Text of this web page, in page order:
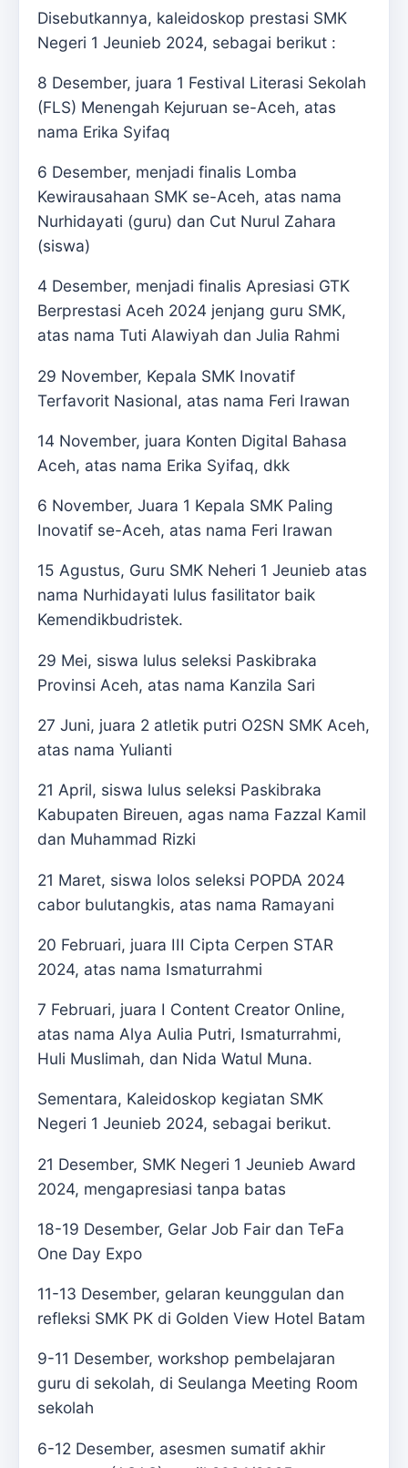
Disebutkannya, kaleidoskop prestasi SMK
Negeri 1 Jeunieb 2024, sebagai berikut :
8 Desember, juara 1 Festival Literasi Sekolah
(FLS) Menengah Kejuruan se-Aceh, atas
nama Erika Syifaq
6 Desember, menjadi finalis Lomba
Kewirausahaan SMK se-Aceh, atas nama
Nurhidayati (guru) dan Cut Nurul Zahara
(siswa)
4 Desember, menjadi finalis Apresiasi GTK
Berprestasi Aceh 2024 jenjang guru SMK,
atas nama Tuti Alawiyah dan Julia Rahmi
29 November, Kepala SMK Inovatif
Terfavorit Nasional, atas nama Feri Irawan
14 November, juara Konten Digital Bahasa
Aceh, atas nama Erika Syifaq, dkk
6 November, Juara 1 Kepala SMK Paling
Inovatif se-Aceh, atas nama Feri Irawan
15 Agustus, Guru SMK Neheri 1 Jeunieb atas
nama Nurhidayati lulus fasilitator baik
Kemendikbudristek.
29 Mei, siswa lulus seleksi Paskibraka
Provinsi Aceh, atas nama Kanzila Sari
27 Juni, juara 2 atletik putri O2SN SMK Aceh,
atas nama Yulianti
21 April, siswa lulus seleksi Paskibraka
Kabupaten Bireuen, agas nama Fazzal Kamil
dan Muhammad Rizki
21 Maret, siswa lolos seleksi POPDA 2024
cabor bulutangkis, atas nama Ramayani
20 Februari, juara III Cipta Cerpen STAR
2024, atas nama Ismaturrahmi
7 Februari, juara I Content Creator Online,
atas nama Alya Aulia Putri, Ismaturrahmi,
Huli Muslimah, dan Nida Watul Muna.
Sementara, Kaleidoskop kegiatan SMK
Negeri 1 Jeunieb 2024, sebagai berikut.
21 Desember, SMK Negeri 1 Jeunieb Award
2024, mengapresiasi tanpa batas
18-19 Desember, Gelar Job Fair dan TeFa
One Day Expo
11-13 Desember, gelaran keunggulan dan
refleksi SMK PK di Golden View Hotel Batam
9-11 Desember, workshop pembelajaran
guru di sekolah, di Seulanga Meeting Room
sekolah
6-12 Desember, asesmen sumatif akhir